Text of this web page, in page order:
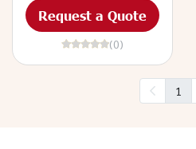
Request a Quote
(0)
1